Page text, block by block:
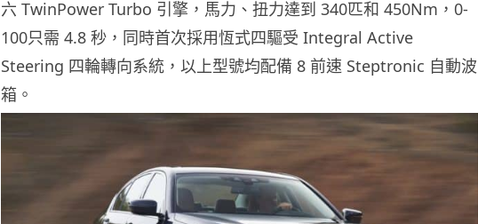
六 TwinPower Turbo 引擎，馬力、扭力達到 340匹和 450Nm，0-
100只需 4.8 秒，同時首次採用恆式四驅受 Integral Active
Steering 四輪轉向系統，以上型號均配備 8 前速 Steptronic 自動波
箱。